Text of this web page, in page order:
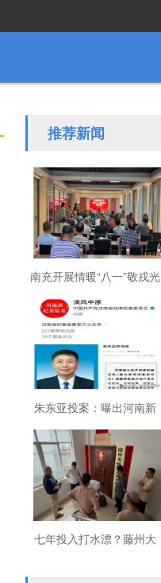
推荐新闻
南充开展情暖“八一”敬戎光
·拥军助老进社区慰问活动
朱东亚投案：曝出河南新
乡顶着35项违法行为“远洋
捕捞”港商
七年投入打水漂？藤州大